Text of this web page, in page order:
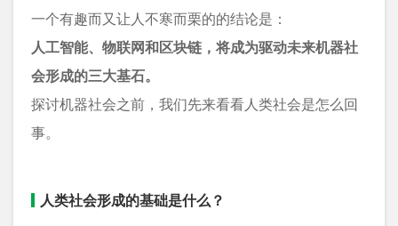
一个有趣而又让人不寒而栗的的结论是：
人工智能、物联网和区块链，将成为驱动未来机器社
会形成的三大基石。
探讨机器社会之前，我们先来看看人类社会是怎么回
事。
人类社会形成的基础是什么？